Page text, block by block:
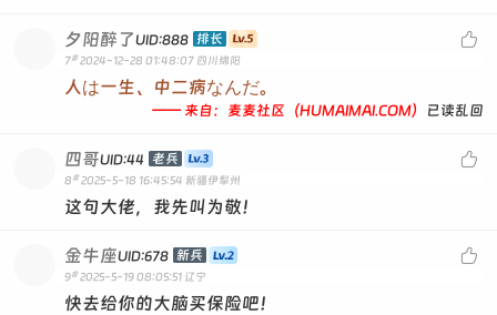

夕阳醉了UID:888 排长
7# 2024-12-28 01:48:07 四川绵阳
人は一生、中二病なんだ。
—— 来自：麦麦社区（HUMAIMAI.COM） 已读乱回

四哥UID:44 老兵
8 # 2025-5-18 16:45:54 新疆伊犁州
这句大佬，我先叫为敬！

金牛座UID:678 新兵
9# 2025-5-19 08:05:51 辽宁
快去给你的大脑买保险吧！